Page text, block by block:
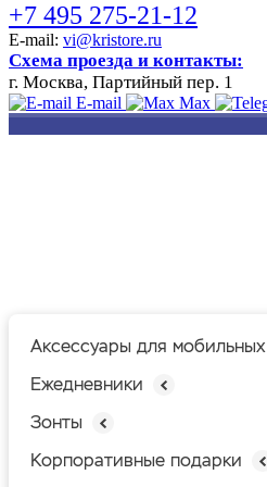
+7 495 275-21-12
E-mail: vi@kristore.ru
Схема проезда и контакты:
г. Москва, Партийный пер. 1
E-mail Max
Аксессуары для мобильных
Ежедневники
Зонты
Корпоративные подарки